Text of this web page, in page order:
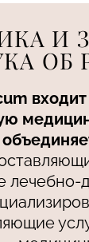
И
ОБ
лечебно-